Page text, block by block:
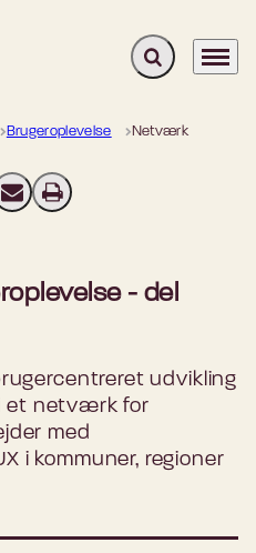
Fold søgefelt
Menu
Brugeroplevelse Netværk
LinkedIn
Send email
Print
- del
udvikling
et netværk for
med
i kommuner, regioner